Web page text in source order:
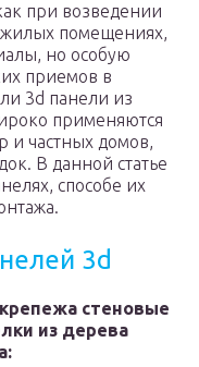
при возведении
помещениях,
но особую
приемов в
3d панели из
применяются
и частных домов,
В данной статье
способе их
3d
стеновые
из дерева